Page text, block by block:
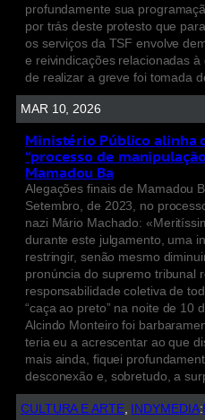
profundamente sua
por trás deste protesto que
os serviços da TSF envolve
e reivindicações relacionadas
de realizar a greve foi tomada
MAR 10, 2026
Ministério Público alinha
“processo de
Mamadou Ba
Alegações finais de Mamadou
Setembro, de 2023, no
nazi Mário Machado:
durante este julgamento, uma
restringir, senão mesmo
pronúncia do supremo tribunal
responsabilidade coletiva de
“caça ao preto” na noite de 10
Alcindo Monteiro foi
teria eu a acrescentar ao que
mais ainda, fiquei
desconexão e, sobretudo, a
CULTURA E ARTE, INDYMEDIA: